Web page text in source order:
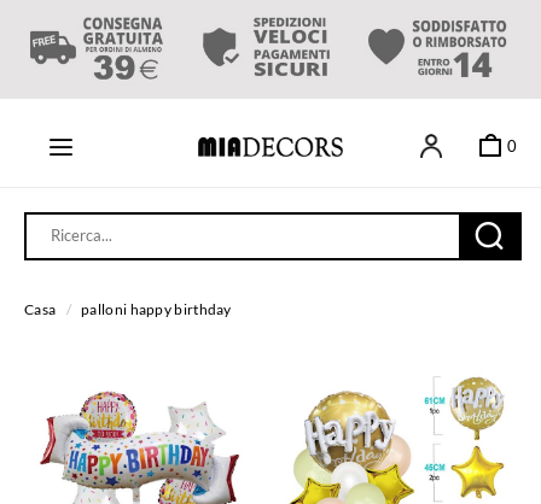
0
Casa / palloni happy birthday